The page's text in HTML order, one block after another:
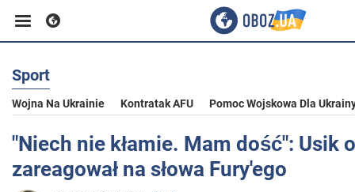
Biznes
Sport
Rozrywka
Sport
Wojna Na Ukrainie Kontratak AFU Pomoc Wojskowa Dla
"Niech nie kłamie. Mam dość": Usik
zareagował na słowa Fury'ego